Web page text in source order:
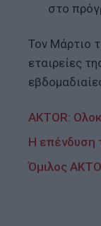
στο
Τον Μάρτιο
εταιρείες
AKTOR:
Η επένδυση
Όμιλος